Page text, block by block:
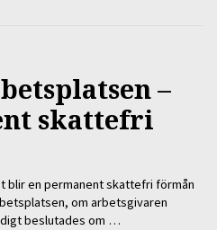
–
skattefri
blir en permanent skattefri förmån
om arbetsgivaren
beslutades om …